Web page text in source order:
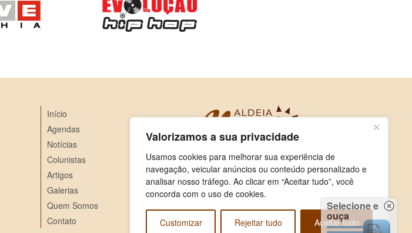
Valorizamos a sua privacidade
Usamos cookies para melhorar sua experiência de
navegação, veicular anúncios ou conteúdo personalizado e
analisar nosso tráfego. Ao clicar em “Aceitar tudo”, você
concorda com o uso de cookies.
Customizar Rejeitar tudo Aceitar tudo
Início
Agendas
Notícias
Colunistas
Artigos
Galerias
Quem Somos
Contato
Selecione e
ouça